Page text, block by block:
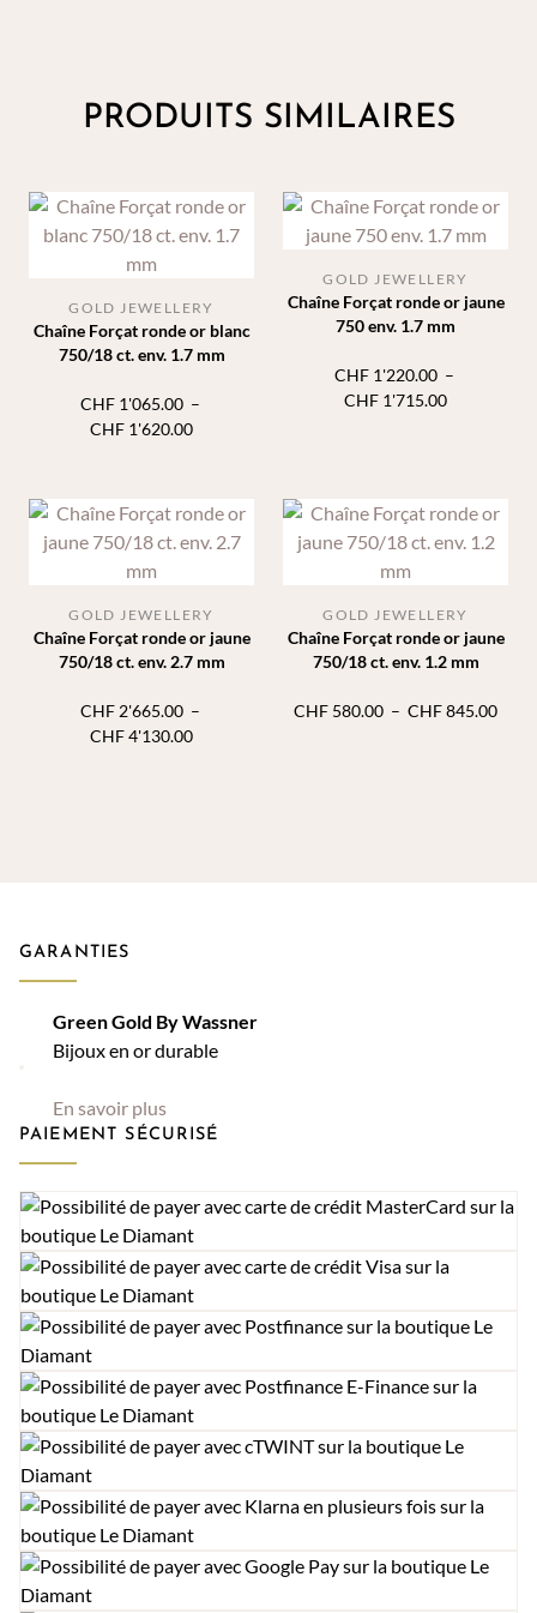
PRODUITS SIMILAIRES
Chaîne Forçat ronde or blanc
750/18 ct. env. 1.7 mm
GOLD JEWELLERY
CHF1'065.00 –
CHF 1'620.00Plage
CHF 1'065.00
CHF 1'620.00
Chaîne Forçat ronde or jaune
750 env. 1.7 mm
GOLD JEWELLERY
CHF1'220.00 –
CHF 1'715.00Plage
CHF
Chaîne Forçat ronde or jaune
750/18 ct. env. 2.7 mm
GOLD JEWELLERY
CHF2'665.00 –
CHF4'130.00Plage
Chaîne Forçat ronde or jaune
750/18 ct. env. 1.2 mm
GOLD JEWELLERY
CHF 580.00 – CHF845.00Plage
GARANTIES
Green Gold By Wassner
Bijoux en or durable
En savoir plus
PAIEMENT SÉCURISÉ